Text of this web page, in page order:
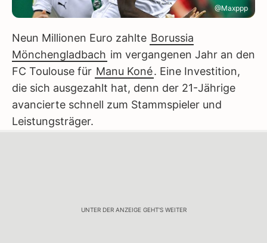
@Maxppp
Neun Millionen Euro zahlte Borussia
Mönchengladbach im vergangenen Jahr an den
FC Toulouse für Manu Koné. Eine Investition,
die sich ausgezahlt hat, denn der 21-Jährige
avancierte schnell zum Stammspieler und
Leistungsträger.
UNTER DER ANZEIGE GEHT'S WEITER